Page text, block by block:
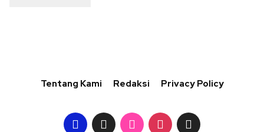
Tentang Kami Redaksi Privacy Policy